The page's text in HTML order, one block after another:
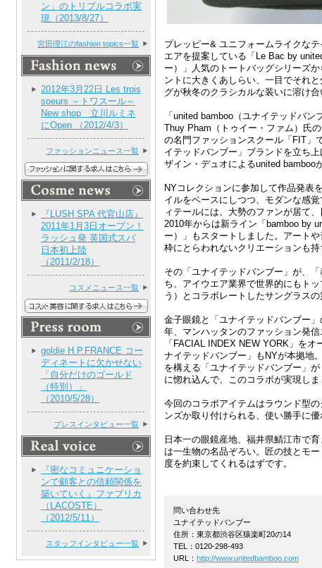
ン」のトリプルコラボ実
現（2013/8/27）
宮田理江のfashion topics一覧
2012年3月22日 Les trois
soeurs ～トワスール～
New shop 立川ルミネ
にOpen （2012/4/3）
ファッションニュース一覧
『LUSH SPA 代官山店』
2011年1月3日オープン！
ラッシュ発 英国式スパ
日本初上陸
（2011/2/18）
コスメニュース一覧
goldie H.P.FRANCE コー
ディネートに欠かせない
「自分だけのゴールド
（特別）」
（2010/5/28）
プレスインタビュー一覧
『密なコミュニケーショ
ンで顧客との信頼関係を
築いていく』ファブリカ
（LACOSTE）
（2012/5/11）
スタッフインタビュー一覧
プレッピー& ユニフォームライクな
エアを提案している「Le Bac by
ー）」人気のトートバッグシリーズ
ントに大きくあしらい、一目でそれ
グが秋冬のクラシカルな装いに溶け合
「united bamboo（ユナイテッドバ
Thuy Pham（トゥイー・ファム）氏
の名門ファッションスクール「FIT」
イテッドバンブー」ブランドを立ち
ザイン・デュオによるunited bamboo
NYコレクションに参加して作品発表
イルをベースにしつつ、モダンな感
ィテールには、大勢のファンが居て
2010年からは新ライン「bamboo by
ー）」もスタートしました。アート
枠にとらわれないクリエーションも持
その「ユナイテッドバンブー」が、
ち、アイウエア業界で世界的にもト
う）とコラボレートしたサングラス
金子眼鏡と「ユナイテッドバンブー
年、マンハッタンのファッション発
「FACIAL INDEX NEW YORK」を
ナイテッドバンブー」もNYが本拠地
を構える「ユナイテッドバンブー」
に惚れ込んで、このコラボが実現しま
今回のコラボアイテムはラウンド型
ンズか取り付けられる、使い勝手に
日本一の眼鏡産地、福井県鯖江市で
は一生物の名品ぞろい。匠の技とモ
度を約束してくれるはずです。
問い合わせ先
ユナイテッドバンブー
住所：東京都渋谷区猿楽町20の14
TEL：0120-298-493
URL： http://www.unitedbamboo.com